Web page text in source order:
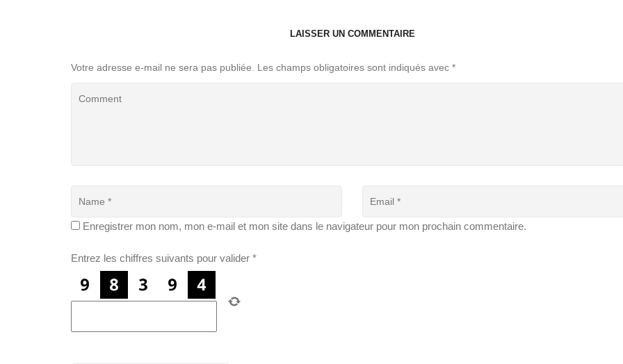
LAISSER UN COMMENTAIRE
Votre adresse e-mail ne sera pas publiée. Les champs obligatoires sont indiqués avec *
Enregistrer mon nom, mon e-mail et mon site dans le navigateur pour mon prochain commentaire.
Entrez les chiffres suivants pour valider *